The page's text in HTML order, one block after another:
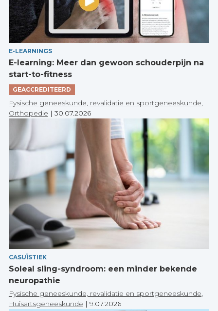
E-LEARNINGS
E-learning: Meer dan gewoon schouderpijn na
start-to-fitness
GEACCREDITEERD
Fysische geneeskunde, revalidatie en sportgeneeskunde,
Orthopedie | 30.07.2026
CASUÏSTIEK
Soleal sling-syndroom: een minder bekende
neuropathie
Fysische geneeskunde, revalidatie en sportgeneeskunde,
Huisartsgeneeskunde | 9.07.2026